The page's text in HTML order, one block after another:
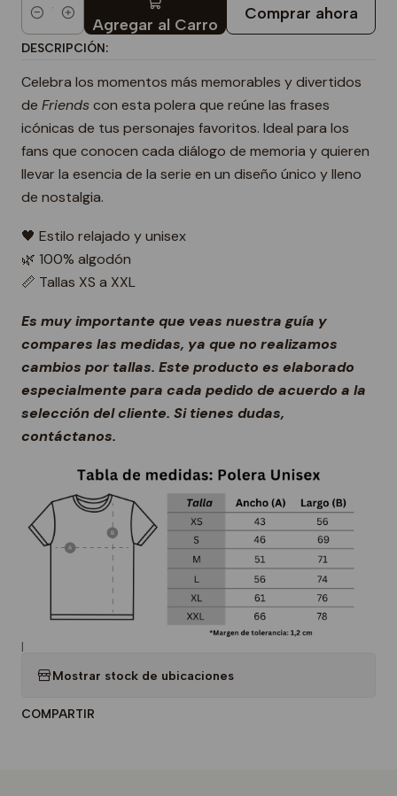
Cantidad Agregar al Carro
Comprar ahora
DESCRIPCIÓN:
Celebra los momentos más memorables y divertidos
de Friendscon esta polera que reúne las frases
icónicas de tus personajes favoritos. Ideal para los
fans que conocen cada diálogo de memoria y quieren
llevar la esencia de la serie en un diseño único y lleno
de nostalgia.
🖤 Estilo relajado y unisex
🌿 100% algodón
📏 Tallas XS a XXL
Es muy importante que veas nuestra guía y
compares las medidas, ya que no realizamos
cambios por tallas. Este producto es elaborado
especialmente para cada pedido de acuerdo a la
selección del cliente. Si tienes dudas,
contáctanos.
|
Mostrar stock de ubicaciones
COMPARTIR